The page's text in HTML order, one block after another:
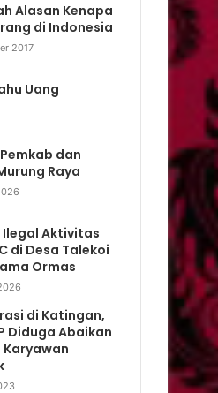
Alasan Kenapa
di Indonesia
2017
Uang
dan
Raya
Ilegal Aktivitas
di Desa Talekoi
Ormas
di Katingan,
Diduga Abaikan
Karyawan